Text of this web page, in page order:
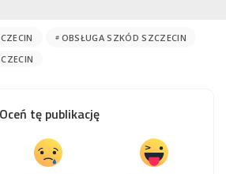
OBSŁUGA SZKÓD SZCZECIN
Oceń tę publikację